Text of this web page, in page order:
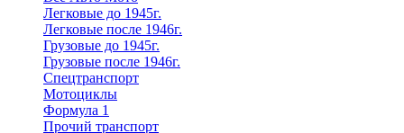
Легковые до 1945г.
Легковые после 1946г.
Грузовые до 1945г.
Грузовые после 1946г.
Спецтранспорт
Мотоциклы
Формула 1
Прочий транспорт